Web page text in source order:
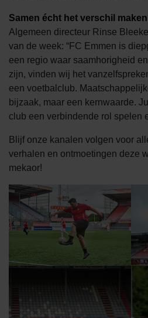
Samen écht het verschil maken
Algemeen directeur Rinse
van de week: “FC Emmen is
een regio waar saamhorigheid
zijn, vinden wij het
een voetbalclub.
bijzaak, maar een kernwaarde.
club een verbindende rol spelen
Blijf onze kanalen volgen voor
verhalen en ontmoetingen deze
mekaor!